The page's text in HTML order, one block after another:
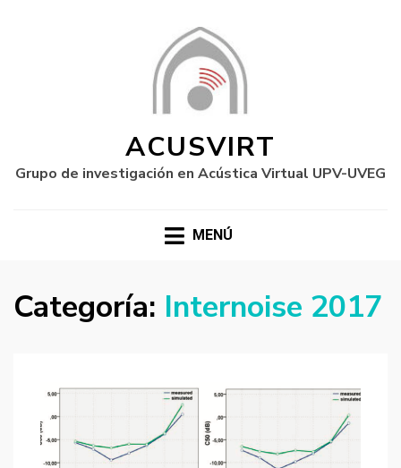
ACUSVIRT
Grupo de investigación en Acústica Virtual UPV-UVEG
MENÚ
Categoría: Internoise 2017